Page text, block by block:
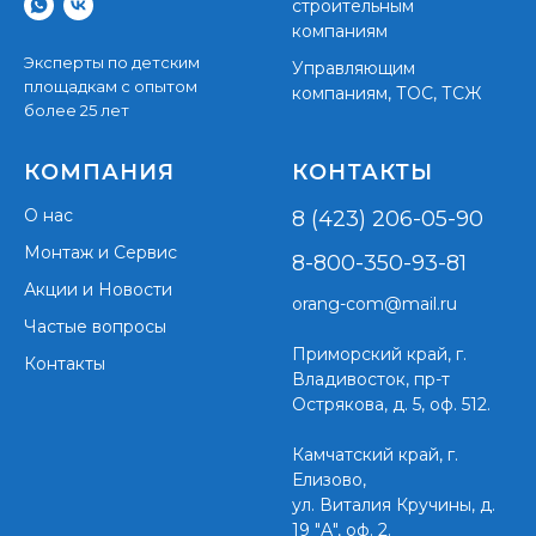
Эксперты по детским
площадкам с опытом
более 25 лет
строительным
компаниям
Управляющим
компаниям, ТОС, ТСЖ
КОМПАНИЯ
О нас
Монтаж и Сервис
Акции и Новости
Частые вопросы
Контакты
КОНТАКТЫ
8 (423) 206-05-90
8-800-350-93-81
orang-com@mail.ru
Приморский край, г.
Владивосток, пр-т
Острякова, д. 5, оф. 512.
Камчатский край, г.
Елизово,
ул. Виталия Кручины, д.
19 "А", оф. 2.